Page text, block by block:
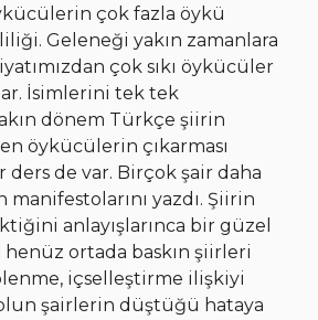
çok fazla öykü
Geleneği yakın zamanlara
çok sıkı öykücüler
İsimlerini tek tek
dönem Türkçe şiirin
öykücülerin çıkarması
ders de var. Birçok şair daha
yazdı. Şiirin
anlayışlarınca bir güzel
henüz ortada baskın şiirleri
içselleştirme ilişkiyi
şairlerin düştüğü hataya